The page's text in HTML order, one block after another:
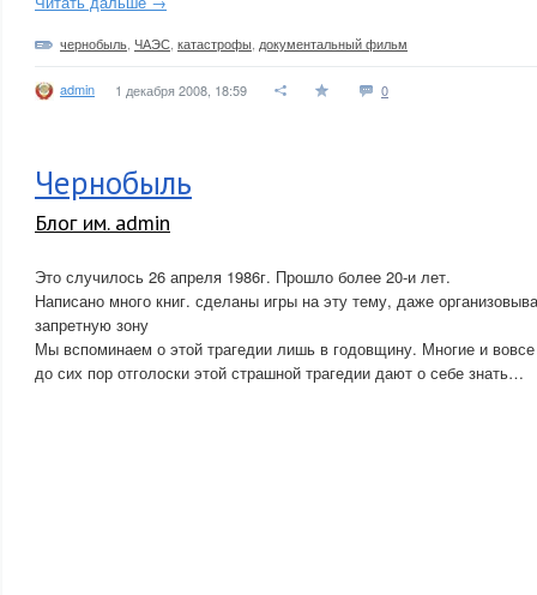
чернобыль ЧАЭС катастрофы документальный фильм
admin 1 декабря 2008, 18:59 0
Чернобыль
Блог им. admin
Это случилось 26 апреля 1986г. Прошло более 20-и лет.
Написано много книг. сделаны игры на эту тему, даже
запретную зону
Мы вспоминаем о этой трагедии лишь в годовщину. Многие и
до сих пор отголоски этой страшной трагедии дают о себе знать…